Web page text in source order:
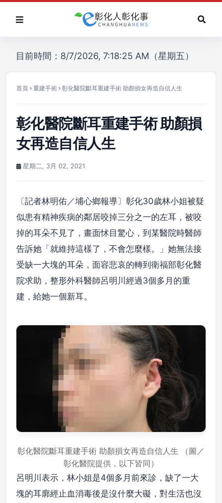
目前時間：8/7/2026, 7:18:25 AM（星期五）
首頁 重建手術 彰化醫院斷耳重建手術 助顏損女再造自信人生
彰化醫院斷耳重建手術 助顏損
女再造自信人生
星期二, 3月 02, 2021
〔記者林明佑／埔心鄉報導〕彰化30歲林小姐被疑
似患有精神疾病的鄰居咬掉三分之一的左耳，被咬
掉的耳朵不見了，畫面怵目驚心，到某醫院時醫師
告訴她「就維持這樣了，不會怎麼樣。」她無法接
受缺一大塊的耳朵，面容悲哀的轉到衛福部彰化醫
院求助，整形外科醫師呂明川經過3個多月的重
建，給她一個新耳。
彰化醫院斷耳重建手術 助顏損女再造自信人生 （圖／
彰化醫院提供，以下皆同）
呂明川表示，林小姐是4個多月前來診，缺了一大
塊的耳廓經止血消毒後是沒什麼大礙，對生活也沒